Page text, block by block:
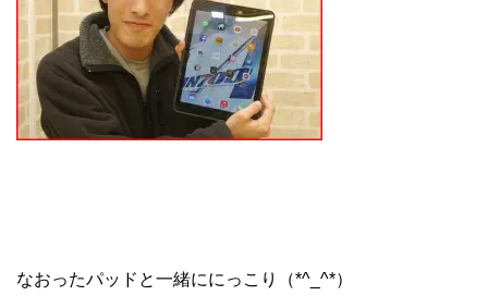
なおったパッドと一緒ににっこり（*^_^*）